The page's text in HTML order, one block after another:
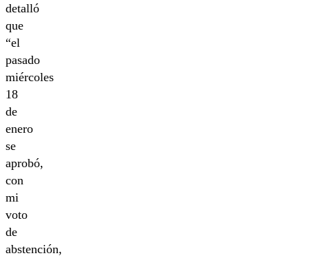
detalló
que
“el
pasado
miércoles
18
de
enero
se
aprobó,
con
mi
voto
de
abstención,